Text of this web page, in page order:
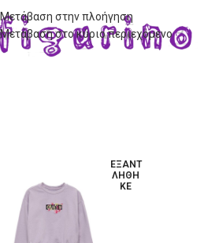
Μετάβαση στην πλοήγηση
Μετάβαση στο κύριο περιεχόμενο
ΕΞΑΝΤ
ΛΉΘΗ
ΚΕ